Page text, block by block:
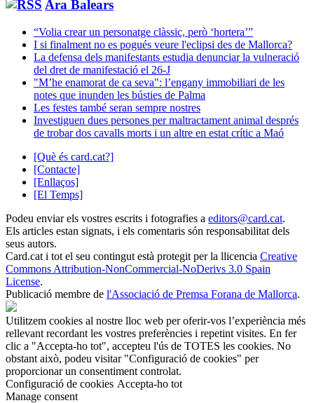
Ara Balears
“Volia crear un personatge clàssic, però ‘hortera’”
I si finalment no es pogués veure l'eclipsi des de Mallorca?
La defensa dels manifestants estudia denunciar la vulneració
del dret de manifestació el 26-J
"M’he enamorat de ca seva": l’engany immobiliari de les
notes que inunden les bústies de Palma
Les festes també seran sempre nostres
Investiguen dues persones per maltractament animal després
de trobar dos cavalls morts i un altre en estat crític a Maó
[Què és card.cat?]
[Contacte]
[Enllaços]
[El Temps]
Podeu enviar els vostres escrits i fotografies a editors@card.cat.
Els articles estan signats, i els comentaris són responsabilitat dels
seus autors.
Card.cat i tot el seu contingut està protegit per la llicencia Creative
Commons Attribution-NonCommercial-NoDerivs 3.0 Spain
License.
Publicació membre de l'Associació de Premsa Forana de Mallorca.
Utilitzem cookies al nostre lloc web per oferir-vos l’experiència més
rellevant recordant les vostres preferències i repetint visites. En fer
clic a "Accepta-ho tot", accepteu l'ús de TOTES les cookies. No
obstant això, podeu visitar "Configuració de cookies" per
proporcionar un consentiment controlat.
Configuració de cookies Accepta-ho tot
Manage consent